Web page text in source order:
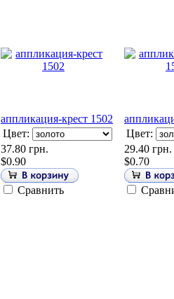
аппликация-крест 1502
Цвет:
37.80 грн.
$0.90
Сравнить
Цвет:
29.40 грн.
$0.70